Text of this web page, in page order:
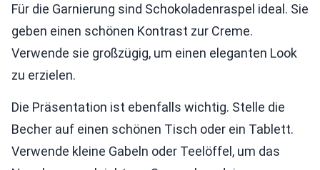
Für die Garnierung sind Schokoladenraspel ideal. Sie
geben einen schönen Kontrast zur Creme.
Verwende sie großzügig, um einen eleganten Look
zu erzielen.
Die Präsentation ist ebenfalls wichtig. Stelle die
Becher auf einen schönen Tisch oder ein Tablett.
Verwende kleine Gabeln oder Teelöffel, um das